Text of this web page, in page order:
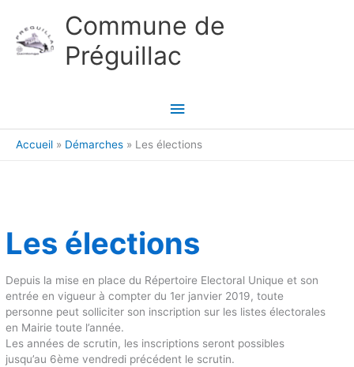
Commune de
Préguillac
Menu
principal
Accueil Démarches Les élections
Les élections
Depuis la mise en place du Répertoire Electoral Unique et son
entrée en vigueur à compter du 1er janvier 2019, toute
personne peut solliciter son inscription sur les listes électorales
en Mairie toute l’année.
Les années de scrutin, les inscriptions seront possibles
jusqu’au 6ème vendredi précédent le scrutin.